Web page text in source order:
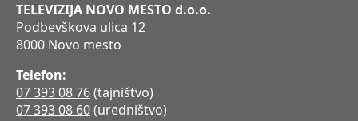
TELEVIZIJA NOVO MESTO d.o.o.
Podbevškova ulica 12
8000 Novo mesto
Telefon:
07 393 08 76(tajništvo)
07 393 08 60(uredništvo)